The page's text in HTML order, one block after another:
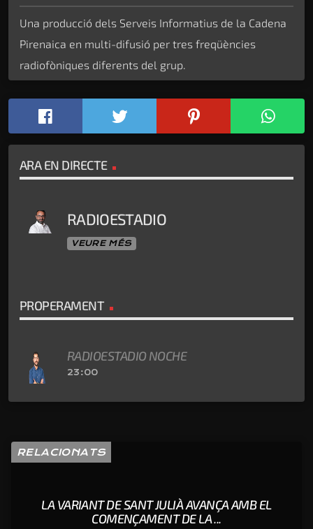
Una producció dels Serveis Informatius de la Cadena
Pirenaica en multi-difusió per tres freqüències
radiofòniques diferents del grup.
ARA EN DIRECTE
RADIOESTADIO
VEURE MÉS
PROPERAMENT
RADIOESTADIO NOCHE
23:00
RELACIONATS
LA VARIANT DE SANT JULIÀ AVANÇA AMB EL
COMENÇAMENT DE LA ...